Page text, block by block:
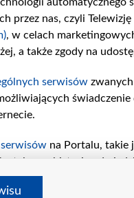
nas, czyli
, w celach
a także zgody na
serwisów
świadczenie
na Portalu, takie
czy historia
przechowywania
profilu